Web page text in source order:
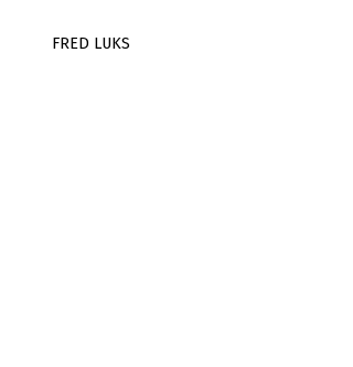
FRED LUKS